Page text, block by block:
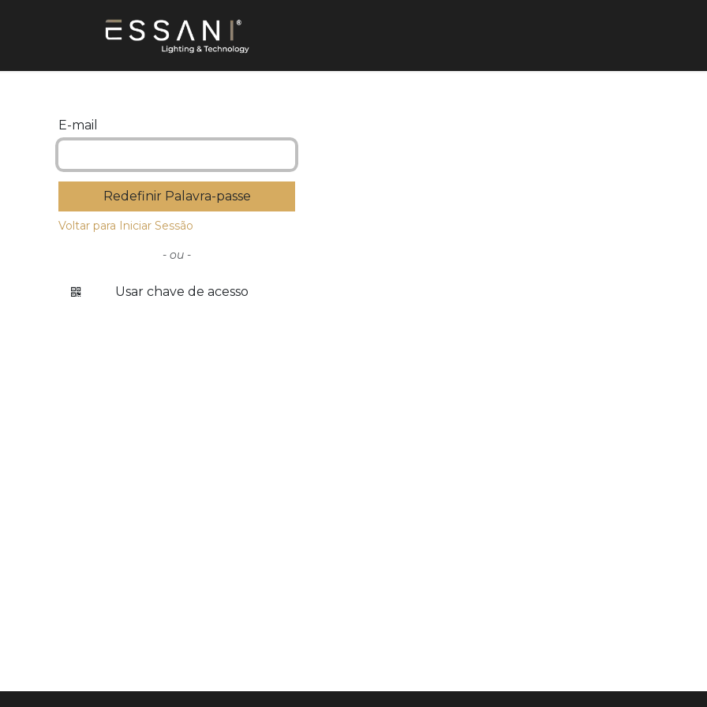
E-mail
Redefinir Palavra-passe
Voltar para Iniciar Sessão
- ou -
Usar chave de acesso